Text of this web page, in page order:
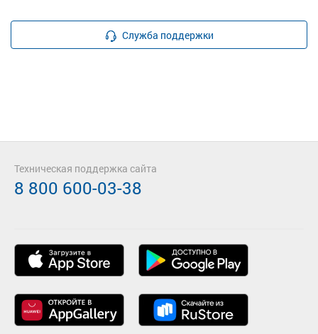
Служба поддержки
Техническая поддержка сайта
8 800 600-03-38